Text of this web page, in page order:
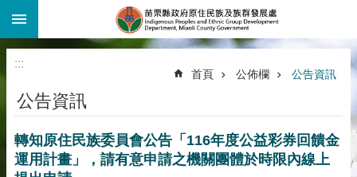
跳到主要內容區塊
:::
首頁 公佈欄 公告資訊
公告資訊
轉知原住民族委員會公告「116年度公益彩券回饋金
運用計畫」，請有意申請之機關團體於時限內線上